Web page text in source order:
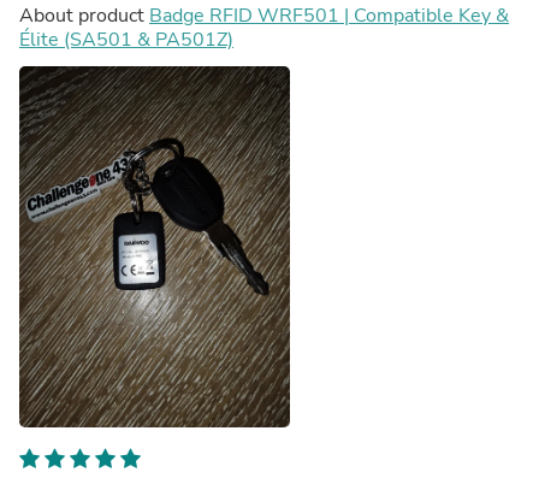
About product Badge RFID WRF501 | Compatible Key &
Élite (SA501 & PA501Z)